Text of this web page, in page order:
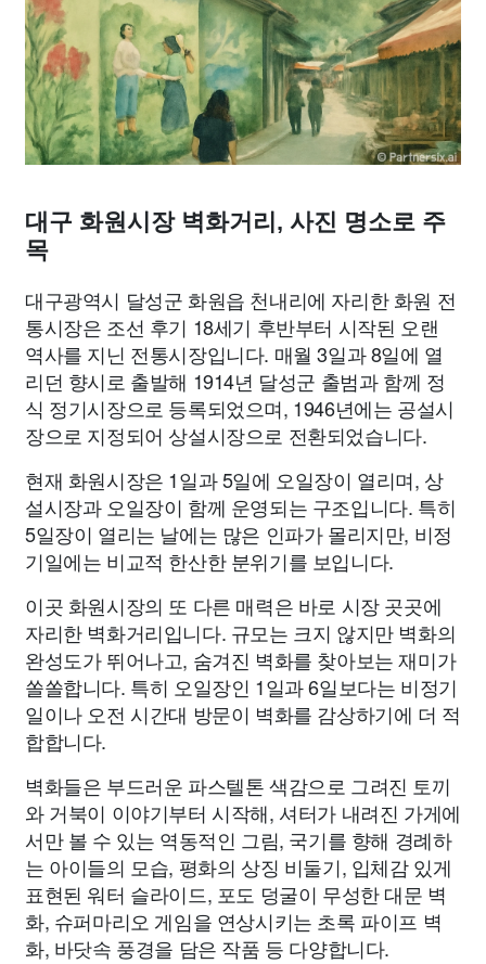
부동산 외국어 교육 교통 생활 기타
대구 화원시장 벽화거리, 사진 명소로 주
목
대구광역시 달성군 화원읍 천내리에 자리한 화원 전
통시장은 조선 후기 18세기 후반부터 시작된 오랜
역사를 지닌 전통시장입니다. 매월 3일과 8일에 열
리던 향시로 출발해 1914년 달성군 출범과 함께 정
식 정기시장으로 등록되었으며, 1946년에는 공설시
장으로 지정되어 상설시장으로 전환되었습니다.
현재 화원시장은 1일과 5일에 오일장이 열리며, 상
설시장과 오일장이 함께 운영되는 구조입니다. 특히
5일장이 열리는 날에는 많은 인파가 몰리지만, 비정
기일에는 비교적 한산한 분위기를 보입니다.
이곳 화원시장의 또 다른 매력은 바로 시장 곳곳에
자리한 벽화거리입니다. 규모는 크지 않지만 벽화의
완성도가 뛰어나고, 숨겨진 벽화를 찾아보는 재미가
쏠쏠합니다. 특히 오일장인 1일과 6일보다는 비정기
일이나 오전 시간대 방문이 벽화를 감상하기에 더 적
합합니다.
벽화들은 부드러운 파스텔톤 색감으로 그려진 토끼
와 거북이 이야기부터 시작해, 셔터가 내려진 가게에
서만 볼 수 있는 역동적인 그림, 국기를 향해 경례하
는 아이들의 모습, 평화의 상징 비둘기, 입체감 있게
표현된 워터 슬라이드, 포도 덩굴이 무성한 대문 벽
화, 슈퍼마리오 게임을 연상시키는 초록 파이프 벽
화, 바닷속 풍경을 담은 작품 등 다양합니다.